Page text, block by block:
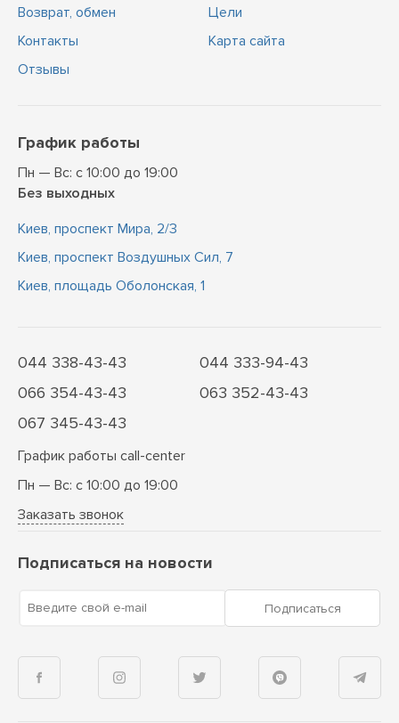
Возврат, обмен
Контакты
Отзывы
Цели
Карта сайта
График работы
Пн — Вс: с 10:00 до 19:00
Без выходных
Киев, проспект Мира, 2/3
Киев, проспект Воздушных Сил, 7
Киев, площадь Оболонская, 1
044 338-43-43
044 333-94-43
066 354-43-43
063 352-43-43
067 345-43-43
График работы call-center
Пн — Вс: с 10:00 до 19:00
Заказать звонок
Подписаться на новости
Введите свой e-mail Подписаться